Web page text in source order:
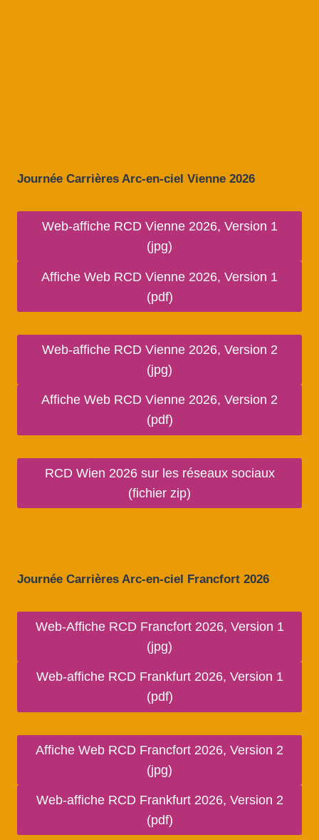
Journée Carrières Arc-en-ciel Vienne 2026
Web-affiche RCD Vienne 2026, Version 1
(jpg)
Affiche Web RCD Vienne 2026, Version 1
(pdf)
Web-affiche RCD Vienne 2026, Version 2
(jpg)
Affiche Web RCD Vienne 2026, Version 2
(pdf)
RCD Wien 2026 sur les réseaux sociaux
(fichier zip)
Journée Carrières Arc-en-ciel Francfort 2026
Web-Affiche RCD Francfort 2026, Version 1
(jpg)
Web-affiche RCD Frankfurt 2026, Version 1
(pdf)
Affiche Web RCD Francfort 2026, Version 2
(jpg)
Web-affiche RCD Frankfurt 2026, Version 2
(pdf)